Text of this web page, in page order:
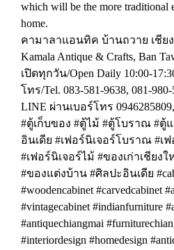
which will be the more traditional
home.
คามาลาแอนทิค บ้านถวาย เชีย
Kamala Antique & Crafts, Ban
เปิดทุกวัน/Open Daily 10:00-
โทร/Tel. 083-581-9638, 081-
LINE ผ่านเบอร์โทร
#ตู้เก็บของ #ตู้ไม้ #ตู้โบราณ #ตู้
อินเดีย #เฟอร์นิเจอร์โบราณ #เฟ
#เฟอร์นิเจอร์ไม้ #ของเก่าเชียง
#ของแต่งบ้าน #ศิลปะอินเดีย
#woodencabinet #carvedcabinet
#vintagecabinet #indianfurniture
#antiquechiangmai
#interiordesign #homedesign